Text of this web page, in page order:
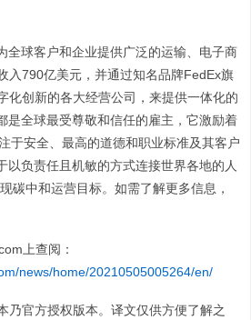
全球客户和企业提供广泛的运输、电子商
入790亿美元，并通过知名品牌FedEx旗
化创新的各大经营公司，来提供一体化的
是全球最受尊敬和信任的雇主，它激励着
于安全、最高的道德和职业标准及其客户
以负责任且机敏的方式连接世界各地的人
碳中和运营目标。如需了解更多信息，
上查阅：
news/home/20210505005264/en/
乃官方授权版本。译文仅供方便了解之